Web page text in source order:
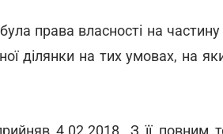
права власності на частину
ділянки на тих умовах, на
4.02.2018. З її повним